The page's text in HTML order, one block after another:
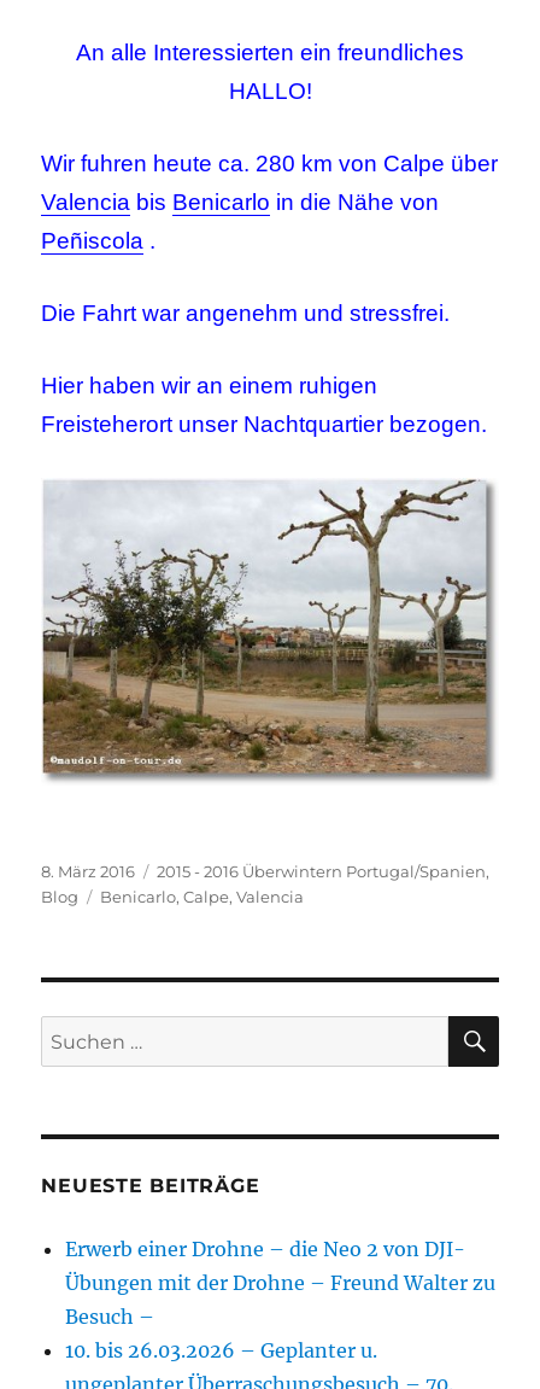
An alle Interessierten ein freundliches
HALLO!
Wir fuhren heute ca. 280 km von Calpe über
Valencia bis Benicarlo in die Nähe von
Peñiscola .
Die Fahrt war angenehm und stressfrei.
Hier haben wir an einem ruhigen
Freisteherort unser Nachtquartier bezogen.
Veröffentlicht
am
8. März 2016 Kategorien
2015 - 2016 Überwintern Portugal/Spanien,
Blog
Schlagwörter
Benicarlo,Calpe,Valencia
Suchen
nach:
NEUESTE BEITRÄGE
Erwerb einer Drohne – die Neo 2 von DJI-
Übungen mit der Drohne – Freund Walter zu
Besuch –
10. bis 26.03.2026 – Geplanter u.
ungeplanter Überraschungsbesuch – 70.